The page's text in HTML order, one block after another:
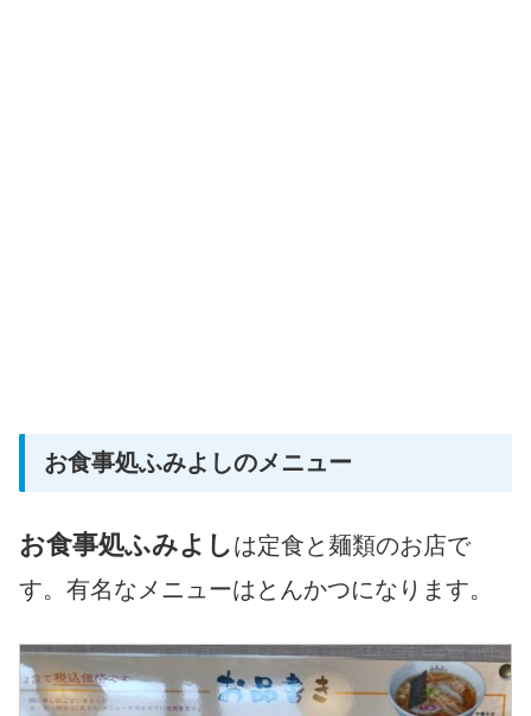
お食事処ふみよしのメニュー
お食事処ふみよしは定食と麺類のお店で
す。有名なメニューはとんかつになります。